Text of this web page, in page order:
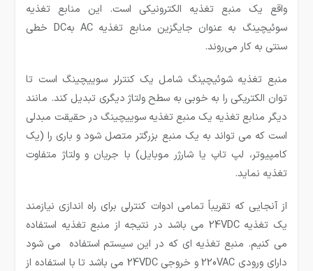
واقع یک منبع تغذیه الکترونیکی است. این منابع تغذیه
سوئیچینگ به عنوان جایگزین منابع تغذیه AC بهDC خطی
سنتی به کار می‌روند.
منبع تغذیه شوئیچینگ شامل یک کنترلر سوییچینگ است تا
توان الکتریکی را به خوبی به سطح ولتاژ دیگری تبدیل کند. مانند
دیگر منابع تغذیه یک منبع تغذیه سوییچینگ در حقیقت مبدلی
است که می تواند به یک منبع بزرگتر متصل شود و باری را (یک
کامپیوتر، لپ تاپ یا شارژر موبایل) با جریان و ولتاژ متفاوت
تغذیه نماید.
از آنجایی که تقریباً تمامی ادوات کنترلی برای راه اندازی نیازمند
یک تغذیه 24VDC می ­باشد در نتیجه از منبع تغذیه استفاده
می­ کنیم. منبع تغذیه ای که در این سیستم استفاده می شود
دارای ورودی 220VAC و خروجی 24VDC می­ باشد تا با استفاده از